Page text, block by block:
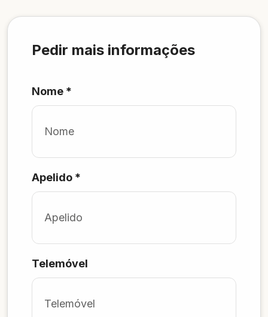
Pedir mais informações
Nome *
Apelido *
Telemóvel